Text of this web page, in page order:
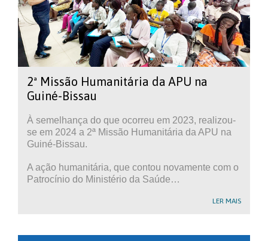
2ª Missão Humanitária da APU na
Guiné-Bissau
À semelhança do que ocorreu em 2023, realizou-
se em 2024 a 2ª Missão Humanitária da APU na
Guiné-Bissau.
A ação humanitária, que contou novamente com o
Patrocínio do Ministério da Saúde…
LER MAIS